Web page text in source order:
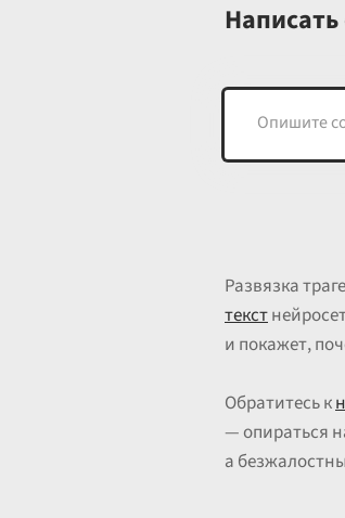
Развязка
текст
и покажет,
Обратитесь к
— опираться
а